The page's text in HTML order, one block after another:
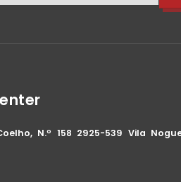
N.º 158 2925-539 Vila